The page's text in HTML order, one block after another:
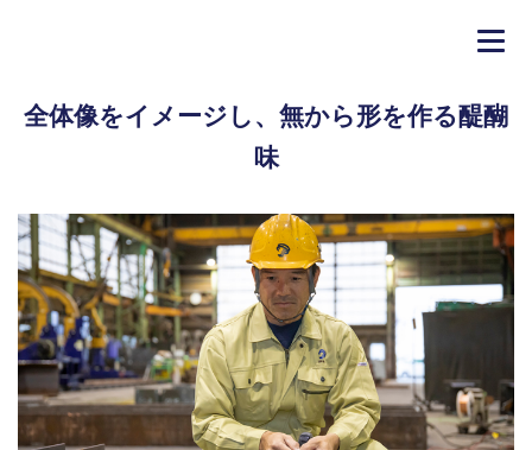
全体像をイメージし、無から形を作る醍醐
味